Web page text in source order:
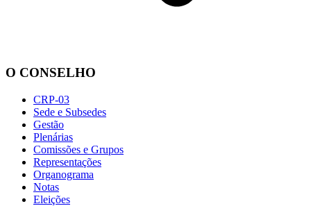
O CONSELHO
CRP-03
Sede e Subsedes
Gestão
Plenárias
Comissões e Grupos
Representações
Organograma
Notas
Eleições